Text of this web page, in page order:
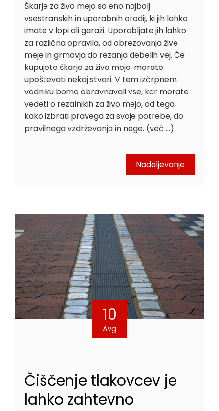
Škarje za živo mejo so eno najbolj
vsestranskih in uporabnih orodij, ki jih lahko
imate v lopi ali garaži. Uporabljate jih lahko
za različna opravila, od obrezovanja žive
meje in grmovja do rezanja debelih vej. Če
kupujete škarje za živo mejo, morate
upoštevati nekaj stvari. V tem izčrpnem
vodniku bomo obravnavali vse, kar morate
vedeti o rezalnikih za živo mejo, od tega,
kako izbrati pravega za svoje potrebe, do
pravilnega vzdrževanja in nege. (več …)
Nadaljevanje
10
Avg
Čiščenje tlakovcev je
lahko zahtevno